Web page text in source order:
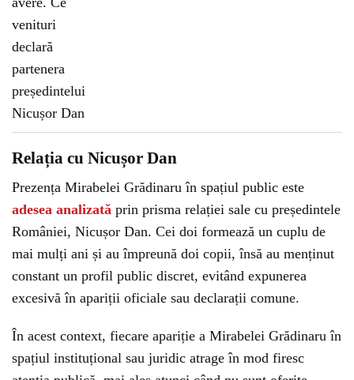
Relația cu Nicușor Dan
Prezența Mirabelei Grădinaru în spațiul public este
adesea analizată prin prisma relației sale cu președintele
României, Nicușor Dan. Cei doi formează un cuplu de
mai mulți ani și au împreună doi copii, însă au menținut
constant un profil public discret, evitând expunerea
excesivă în apariții oficiale sau declarații comune.
În acest context, fiecare apariție a Mirabelei Grădinaru în
spațiul instituțional sau juridic atrage în mod firesc